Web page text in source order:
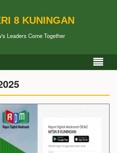
8 KUNINGAN
Leaders Come Together